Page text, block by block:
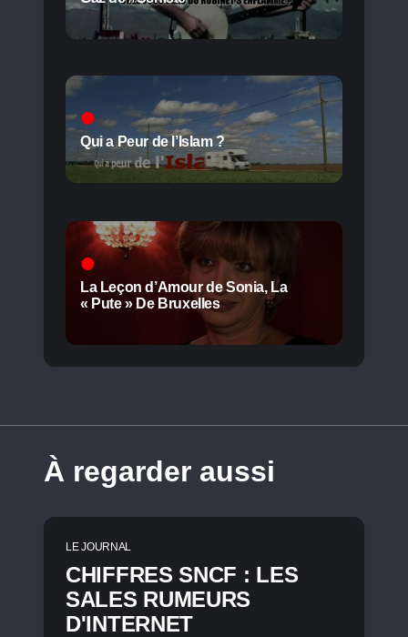
Qui a Peur de l’Islam ?
La Leçon d’Amour de Sonia, La
« Pute » De Bruxelles
À regarder aussi
LE JOURNAL
CHIFFRES SNCF : LES
SALES RUMEURS
D'INTERNET